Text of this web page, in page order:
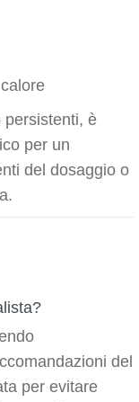
persistenti, è
per un
del dosaggio o
del
per evitare